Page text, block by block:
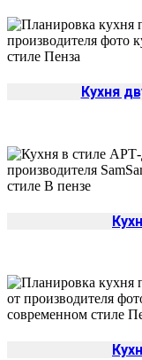
Кухня